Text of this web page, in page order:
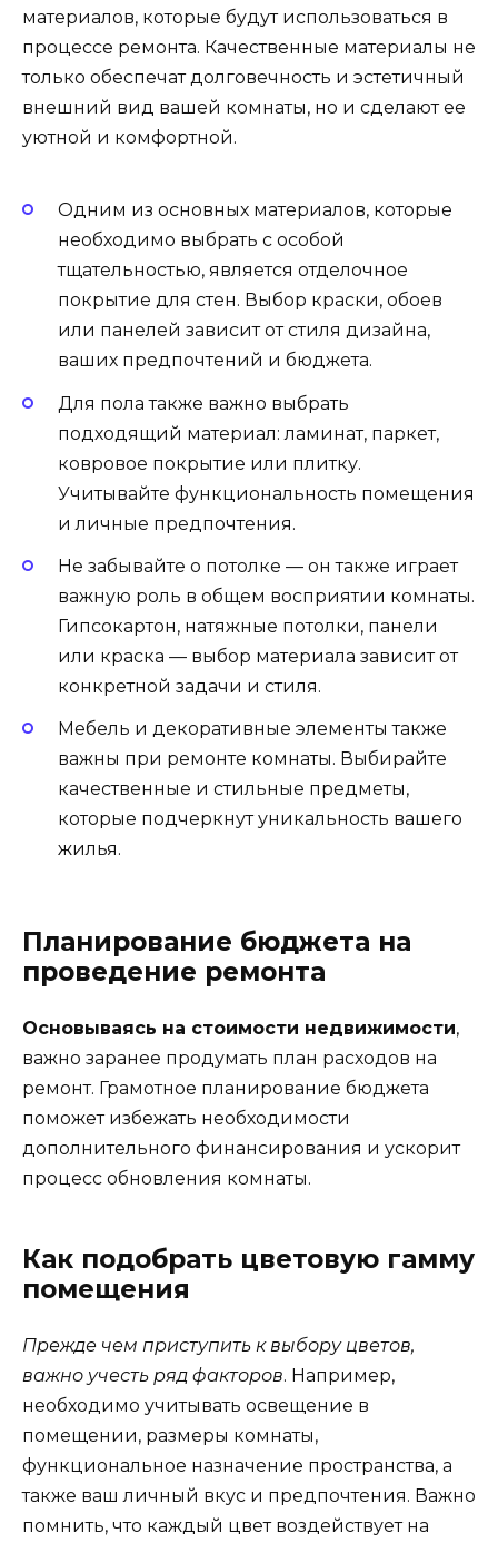
материалов, которые будут использоваться в
процессе ремонта. Качественные материалы не
только обеспечат долговечность и эстетичный
внешний вид вашей комнаты, но и сделают ее
уютной и комфортной.
Одним из основных материалов, которые
необходимо выбрать с особой
тщательностью, является отделочное
покрытие для стен. Выбор краски, обоев
или панелей зависит от стиля дизайна,
ваших предпочтений и бюджета.
Для пола также важно выбрать
подходящий материал: ламинат, паркет,
ковровое покрытие или плитку.
Учитывайте функциональность помещения
и личные предпочтения.
Не забывайте о потолке — он также играет
важную роль в общем восприятии комнаты.
Гипсокартон, натяжные потолки, панели
или краска — выбор материала зависит от
конкретной задачи и стиля.
Мебель и декоративные элементы также
важны при ремонте комнаты. Выбирайте
качественные и стильные предметы,
которые подчеркнут уникальность вашего
жилья.
Планирование бюджета на
проведение ремонта
Основываясь на стоимости недвижимости,
важно заранее продумать план расходов на
ремонт. Грамотное планирование бюджета
поможет избежать необходимости
дополнительного финансирования и ускорит
процесс обновления комнаты.
Как подобрать цветовую гамму
помещения
Прежде чем приступить к выбору цветов,
важно учесть ряд факторов. Например,
необходимо учитывать освещение в
помещении, размеры комнаты,
функциональное назначение пространства, а
также ваш личный вкус и предпочтения. Важно
помнить, что каждый цвет воздействует на